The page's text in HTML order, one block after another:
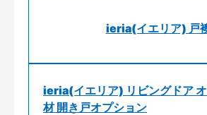
ieria(イエリア) 戸
ieria(イエリア) リビングドア
材 開き戸オプション